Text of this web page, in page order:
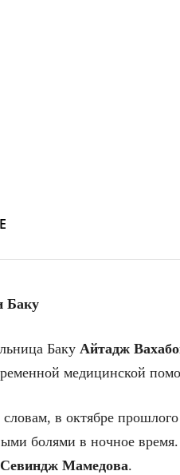
Баку
Баку Айтадж
медицинской
в октябре
болями в ночное
Севиндж Мамедова.